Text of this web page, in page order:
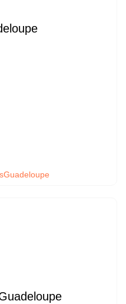
Guadeloupe